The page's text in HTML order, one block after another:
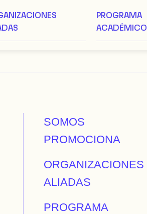
PROGRAMA
ACADÉMICO
SOMOS
PROMOCIONA
ORGANIZACIONES
ALIADAS
PROGRAMA